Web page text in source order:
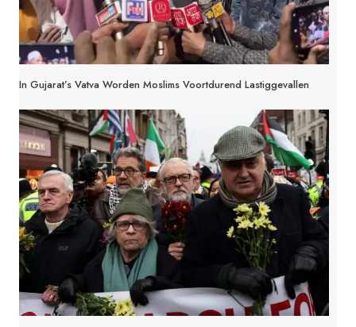
In Gujarat’s Vatva Worden Moslims Voortdurend Lastiggevallen